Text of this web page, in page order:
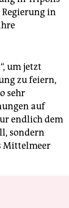
in
um jetzt
zu feiern,
sehr
auf
endlich dem
sondern
Mittelmeer